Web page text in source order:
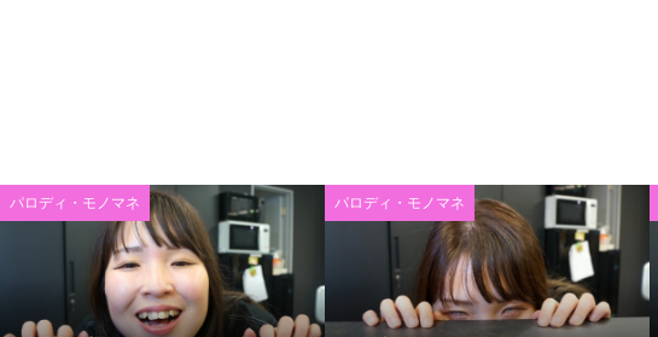
パロディ・モノマネ パロディ・モノマネ